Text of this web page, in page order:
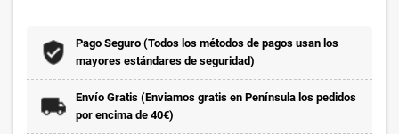
Pago Seguro (Todos los métodos de pagos usan los
mayores estándares de seguridad)
Envío Gratis (Enviamos gratis en Península los pedidos
por encima de 40€)